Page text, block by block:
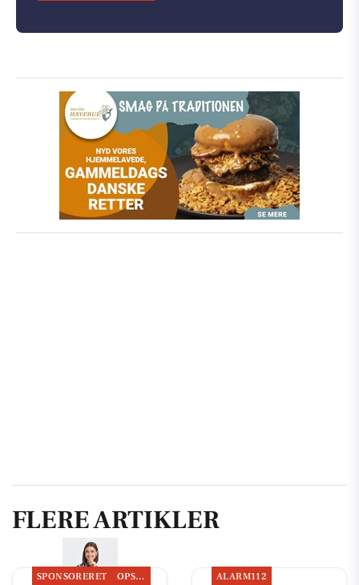
FLERE ARTIKLER
SPONSORERET OPSLAGSTAVLEN ALARM112